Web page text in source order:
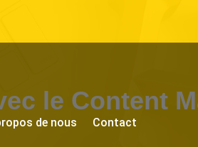
de nous Contact
le Content